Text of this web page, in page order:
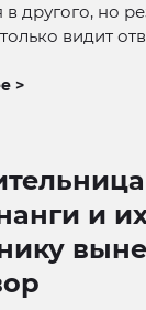
в другого, но
видит
>
и